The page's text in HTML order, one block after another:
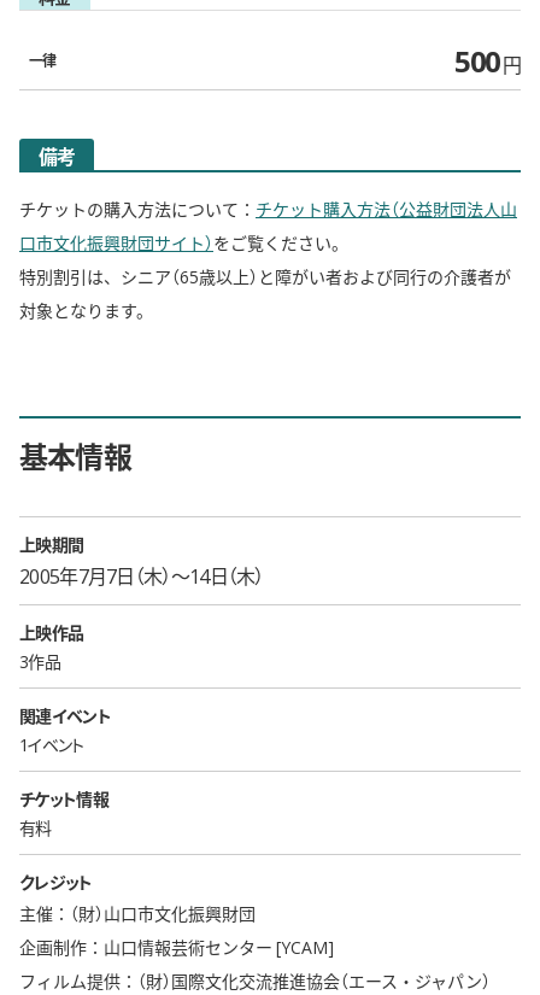
一律 500円
備考
チケットの購入方法について： チケット購入方法（公益財団法人山
口市文化振興財団サイト） をご覧ください。
特別割引は、シニア（65歳以上）と障がい者および同行の介護者が
対象となります。
基本情報
上映期間
2005年7月7日（木）〜14日（木）
上映作品
3作品
関連イベント
1イベント
チケット情報
有料
クレジット
主催：（財）山口市文化振興財団
企画制作：山口情報芸術センター [YCAM]
フィルム提供：（財）国際文化交流推進協会（エース・ジャパン）